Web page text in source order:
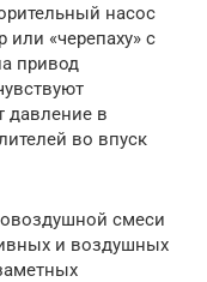
насос
«черепаху» с
привод
давление в
во впуск
смеси
и воздушных